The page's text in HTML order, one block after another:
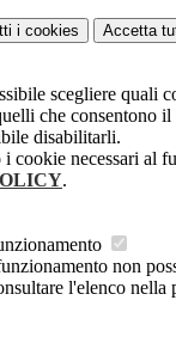
i cookies Accetta
scegliere quali
che consentono
disabilitarli.
cookie necessari al
.
non
l'elenco nella